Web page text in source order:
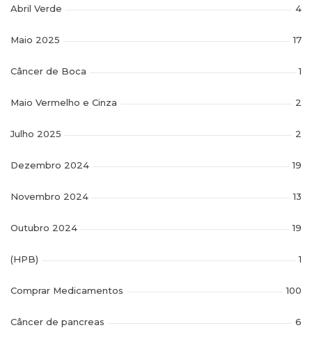
Abril Verde 4
Maio 2025 17
Câncer de Boca 1
Maio Vermelho e Cinza 2
Julho 2025 2
Dezembro 2024 19
Novembro 2024 13
Outubro 2024 19
(HPB) 1
Comprar Medicamentos 100
Câncer de pancreas 6